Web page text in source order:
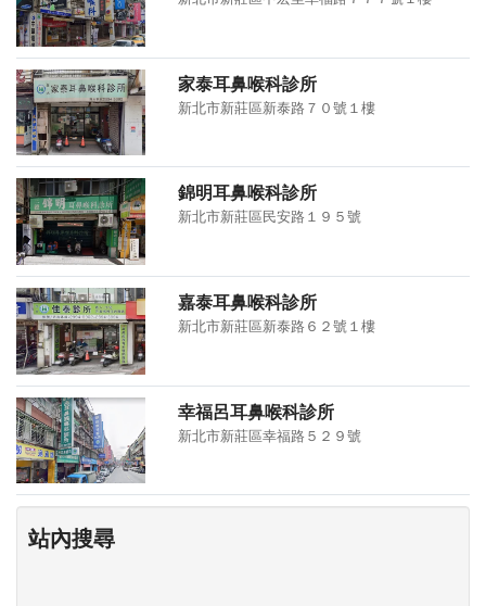
家泰耳鼻喉科診所
新北市新莊區新泰路７０號１樓
錦明耳鼻喉科診所
新北市新莊區民安路１９５號
嘉泰耳鼻喉科診所
新北市新莊區新泰路６２號１樓
幸福呂耳鼻喉科診所
新北市新莊區幸福路５２９號
站內搜尋